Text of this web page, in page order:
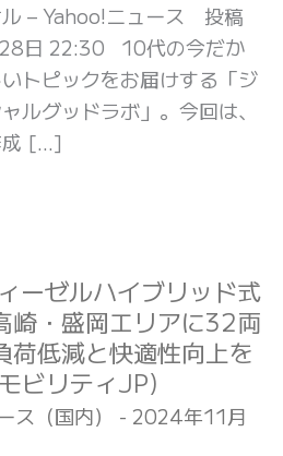
ル – Yahoo!ニュース 投稿
日 22:30 10代の今だか
トピックをお届けする「ジ
ルグッドラボ」。今回は、
成 […]
ーゼルハイブリッド式
崎・盛岡エリアに32両
荷低減と快適性向上を
ビリティJP)
ス（国内） - 2024年11月